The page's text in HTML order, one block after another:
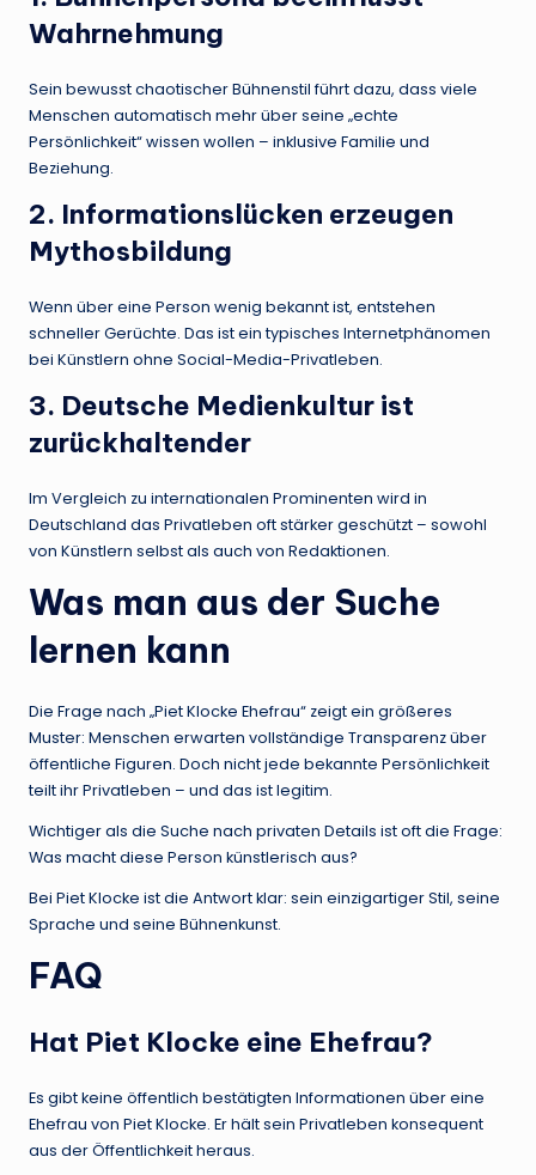
Wahrnehmung
Sein bewusst chaotischer Bühnenstil führt dazu, dass viele
Menschen automatisch mehr über seine „echte
Persönlichkeit“ wissen wollen – inklusive Familie und
Beziehung.
2. Informationslücken erzeugen
Mythosbildung
Wenn über eine Person wenig bekannt ist, entstehen
schneller Gerüchte. Das ist ein typisches Internetphänomen
bei Künstlern ohne Social-Media-Privatleben.
3. Deutsche Medienkultur ist
zurückhaltender
Im Vergleich zu internationalen Prominenten wird in
Deutschland das Privatleben oft stärker geschützt – sowohl
von Künstlern selbst als auch von Redaktionen.
Was man aus der Suche
lernen kann
Die Frage nach „Piet Klocke Ehefrau“ zeigt ein größeres
Muster: Menschen erwarten vollständige Transparenz über
öffentliche Figuren. Doch nicht jede bekannte Persönlichkeit
teilt ihr Privatleben – und das ist legitim.
Wichtiger als die Suche nach privaten Details ist oft die Frage:
Was macht diese Person künstlerisch aus?
Bei Piet Klocke ist die Antwort klar: sein einzigartiger Stil, seine
Sprache und seine Bühnenkunst.
FAQ
Hat Piet Klocke eine Ehefrau?
Es gibt keine öffentlich bestätigten Informationen über eine
Ehefrau von Piet Klocke. Er hält sein Privatleben konsequent
aus der Öffentlichkeit heraus.